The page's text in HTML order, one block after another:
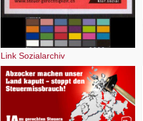
Link Sozialarchiv